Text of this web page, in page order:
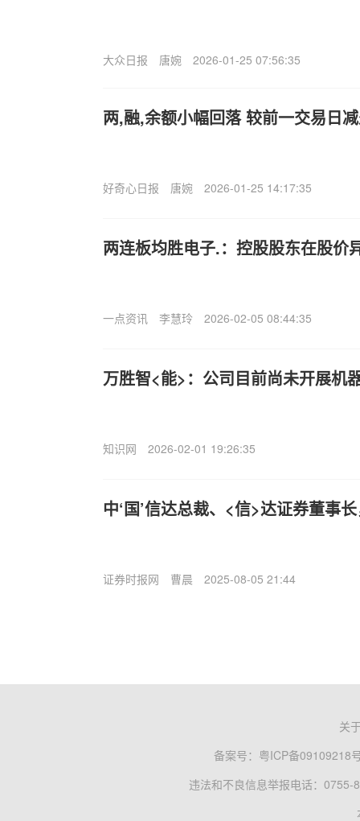
大众日报 唐婉 2026-01-25 07:56:35
两,融,余额小幅回落 较前一交易日
好奇心日报 唐婉 2026-01-25 14:17:35
两连板均胜电子.：控股股东在股价
一点资讯 李慧玲 2026-02-05 08:44:35
万胜智<能>：公司目前尚未开展机
知识网 2026-02-01 19:26:35
中‘国’信达总裁、<信>达证券董事
证券时报网 曹晨 2025-08-05 21:44
关
备案号： 粤ICP备09109218
违法和不良信息举报电话：0755-